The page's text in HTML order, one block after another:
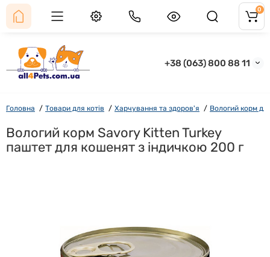
+38 (063) 800 88 11
0
Головна Товари для котів Харчування та здоров'я Вологий корм
Вологий корм Savory Kitten Turkey
паштет для кошенят з індичкою 200 г